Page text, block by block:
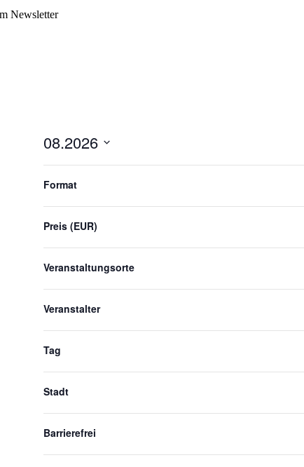
Newsletter
Ändern
Formular-
Eingabefelder
wird
die
der
den
Ergebnissen
aktualisieren
Format
Preis (EUR)
Veranstaltungsorte
Veranstalter
Tag
Stadt
Barrierefrei
08.2026